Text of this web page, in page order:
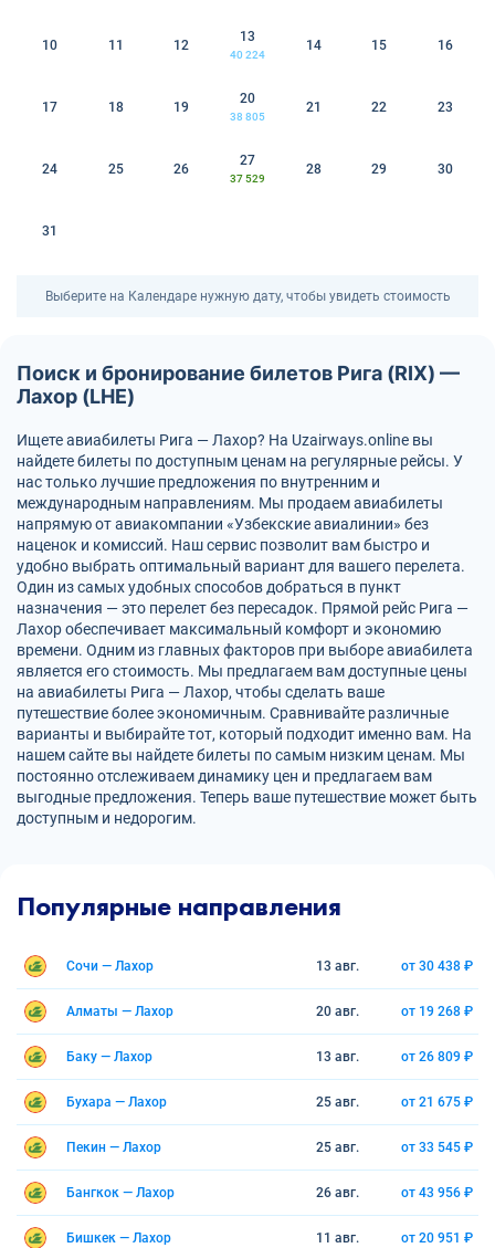
10 11 12
13
40 224
14 15 16
17 18 19
20
38 805
21 22 23
24 25 26
27
37 529
28 29 30
31
Выберите на Календаре нужную дату, чтобы увидеть стоимость
Поиск и бронирование билетов Рига (RIX) —
Лахор (LHE)
Ищете авиабилеты Рига — Лахор? На Uzairways.online вы
найдете билеты по доступным ценам на регулярные рейсы. У
нас только лучшие предложения по внутренним и
международным направлениям. Мы продаем авиабилеты
напрямую от авиакомпании «Узбекские авиалинии» без
наценок и комиссий. Наш сервис позволит вам быстро и
удобно выбрать оптимальный вариант для вашего перелета.
Один из самых удобных способов добраться в пункт
назначения — это перелет без пересадок. Прямой рейс Рига —
Лахор обеспечивает максимальный комфорт и экономию
времени. Одним из главных факторов при выборе авиабилета
является его стоимость. Мы предлагаем вам доступные цены
на авиабилеты Рига — Лахор, чтобы сделать ваше
путешествие более экономичным. Сравнивайте различные
варианты и выбирайте тот, который подходит именно вам. На
нашем сайте вы найдете билеты по самым низким ценам. Мы
постоянно отслеживаем динамику цен и предлагаем вам
выгодные предложения. Теперь ваше путешествие может быть
доступным и недорогим.
Популярные направления
Сочи — Лахор 13 авг. от 30 438 ₽
Алматы — Лахор 20 авг. от 19 268 ₽
Баку — Лахор 13 авг. от 26 809 ₽
Бухара — Лахор 25 авг. от 21 675 ₽
Пекин — Лахор 25 авг. от 33 545 ₽
Бангкок — Лахор 26 авг. от 43 956 ₽
Бишкек — Лахор 11 авг. от 20 951 ₽